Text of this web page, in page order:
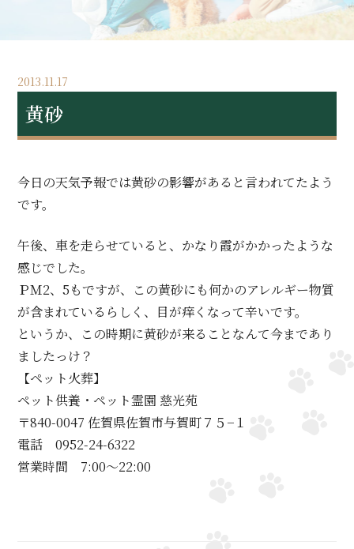
2013.11.17
黄砂
今日の天気予報では黄砂の影響があると言われてたよう
です。
午後、車を走らせていると、かなり霞がかかったような
感じでした。
ＰＭ2、5もですが、この黄砂にも何かのアレルギー物質
が含まれているらしく、目が痒くなって辛いです。
というか、この時期に黄砂が来ることなんて今まであり
ましたっけ？
【ペット火葬】
ペット供養・ペット霊園 慈光苑
〒840-0047 佐賀県佐賀市与賀町７５−１
電話 0952-24-6322
営業時間 7:00～22:00